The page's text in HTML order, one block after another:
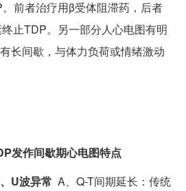
前者治疗用β受体阻滞药，后者
止TDP。另一部分人心电图有明
长间歇，与体力负荷或情绪激动
发作间歇期心电图特点
U波异常 A、Q-T间期延长：传统